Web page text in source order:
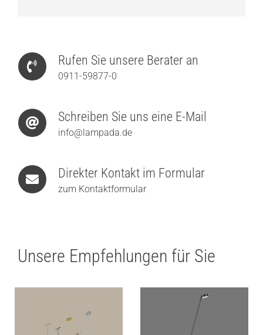
Rufen Sie unsere Berater an
0911-59877-0
Schreiben Sie uns eine E-Mail
info@lampada.de
Direkter Kontakt im Formular
zum Kontaktformular
Unsere Empfehlungen für Sie